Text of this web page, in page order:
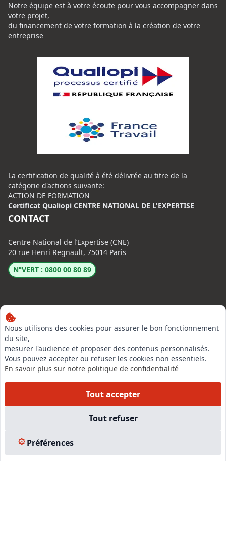
Nous utilisons des cookies pour assurer le bon fonctionnement
du site,
mesurer l'audience et proposer des contenus personnalisés.
Vous pouvez accepter ou refuser les cookies non essentiels.
En savoir plus sur notre politique de confidentialité
Tout accepter
Tout refuser
Préférences
Notre équipe est à votre écoute pour vous accompagner dans
votre projet,
du financement de votre formation à la création de votre
entreprise
La certification de qualité à été délivrée au titre de la
catégorie d'actions suivante:
ACTION DE FORMATION
Certificat Qualiopi CENTRE NATIONAL DE L'EXPERTISE
CONTACT
Centre National de l’Expertise (CNE)
20 rue Henri Regnault, 75014 Paris
N°VERT : 0800 00 80 89
LinkedIn
Instagram
Facebook
EN SAVOIR PLUS
Formations
Nous rejoindre